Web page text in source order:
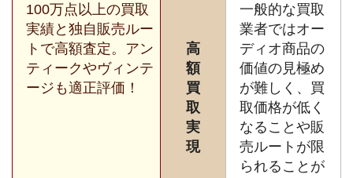
100万点以上の買取
実績と独自販売ルー
トで高額査定。アン
ティークやヴィンテ
ージも適正評価！
高
額
買
取
実
現
一般的な買取
業者ではオー
ディオ商品の
価値の見極め
が難しく、買
取価格が低く
なることや販
売ルートが限
られることが